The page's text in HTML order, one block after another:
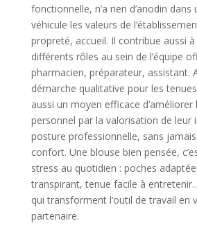
fonctionnelle, n’a rien d’anodin dans
véhicule les valeurs de
propreté, accueil. Il contribue aussi
différents rôles au sein de l’équipe
pharmacien, préparateur, assistant.
démarche qualitative pour les
aussi un moyen efficace
personnel par la valorisation de leur
posture professionnelle, sans
confort. Une blouse bien pensée,
stress au quotidien : poches
transpirant, tenue facile à
qui transforment l’outil de travail en
partenaire.